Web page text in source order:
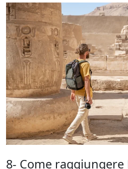
8- Come raggiungere